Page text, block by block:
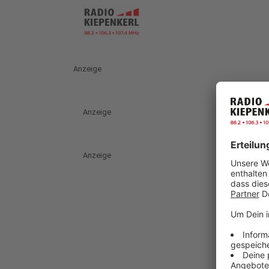
Anzeige
Anzeige
Anzeige